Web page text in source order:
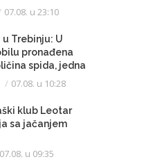
07.08. u 23:10
u Trebinju: U
pronađena
spida, jedna
07.08. u 10:28
klub Leotar
sa jačanjem
07.08. u 09:35